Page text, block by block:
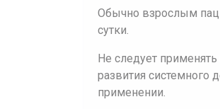
Обычно взрослым
сутки.
Не следует
развития системного
применении.